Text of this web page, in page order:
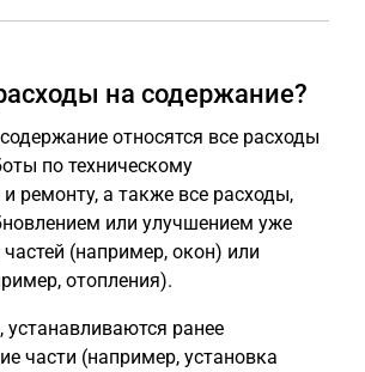
на содержание?
относятся все расходы
по техническому
ремонту, а также все расходы,
или улучшением уже
(например, окон) или
отопления).
устанавливаются ранее
части (например, установка